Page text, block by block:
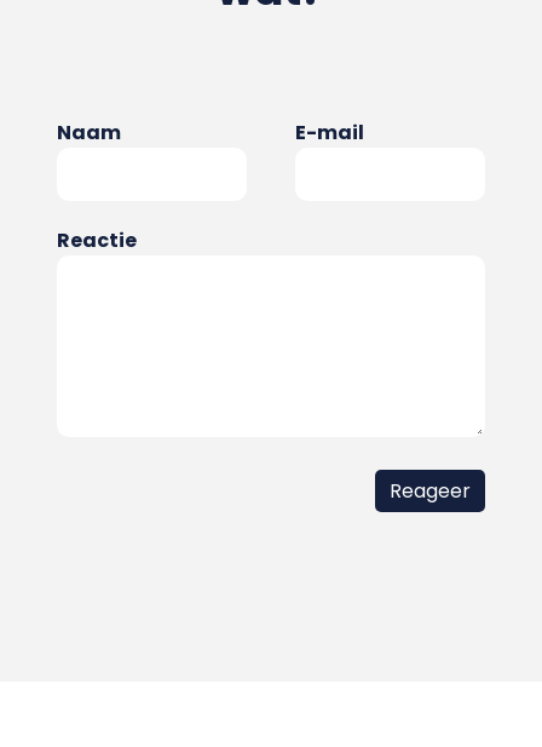
Naam E-mail
Reactie